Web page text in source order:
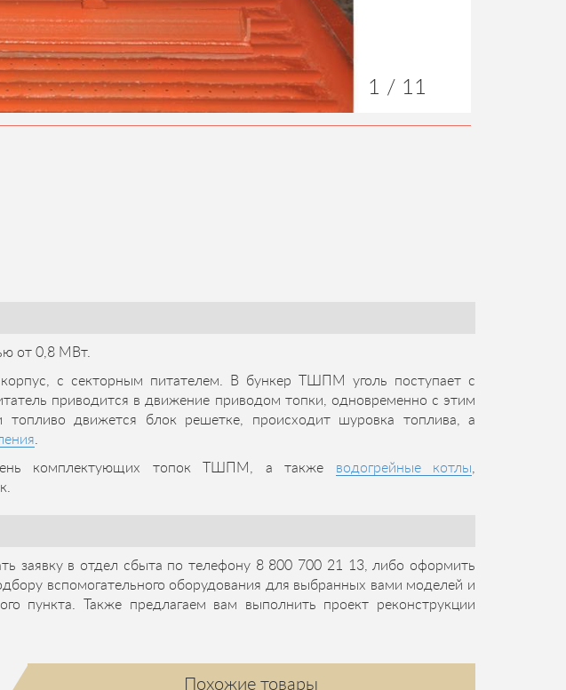
1 / 11
от 0,8 МВт.
с секторным питателем. В бункер ТШПМ уголь поступает с
приводится в движение приводом топки, одновременно с этим
движется блок решетке, происходит шуровка топлива, а
комплектующих топок ТШПМ, а также водогрейные котлы
заявку в отдел сбыта по телефону 8 800 700 21 13, либо оформить
вспомогательного оборудования для выбранных вами моделей и
пункта. Также предлагаем вам выполнить проект реконструкции
Похожие товары